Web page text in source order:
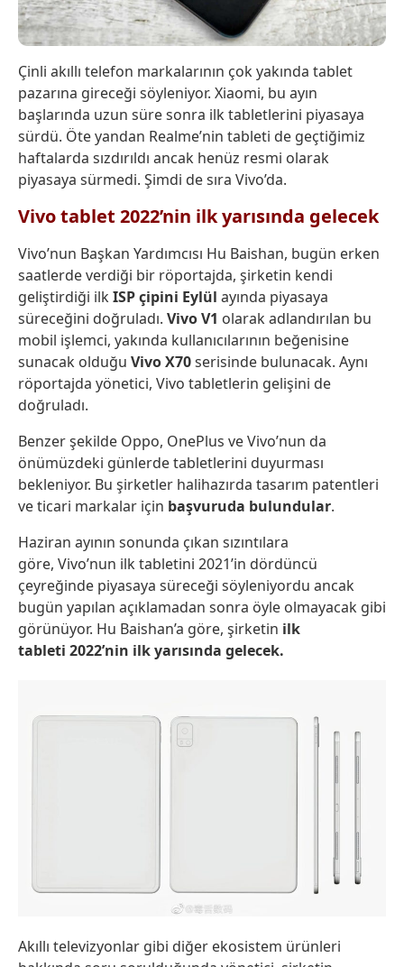
Çinli akıllı telefon markalarının çok yakında tablet
pazarına gireceği söyleniyor. Xiaomi, bu ayın
başlarında uzun süre sonra ilk tabletlerini piyasaya
sürdü. Öte yandan Realme’nin tableti de geçtiğimiz
haftalarda sızdırıldı ancak henüz resmi olarak
piyasaya sürmedi. Şimdi de sıra Vivo’da.
Vivo tablet 2022’nin ilk yarısında gelecek
Vivo’nun Başkan Yardımcısı Hu Baishan, bugün erken
saatlerde verdiği bir röportajda, şirketin kendi
geliştirdiği ilkISP çipini Eylül ayında piyasaya
süreceğini doğruladı. Vivo V1 olarak adlandırılan bu
mobil işlemci, yakında kullanıcılarının beğenisine
sunacak olduğu Vivo X70serisinde bulunacak. Aynı
röportajda yönetici, Vivo tabletlerin gelişini de
doğruladı.
Benzer şekilde Oppo, OnePlus ve Vivo’nun da
önümüzdeki günlerde tabletlerini duyurması
bekleniyor. Bu şirketler halihazırda tasarım patentleri
ve ticari markalar için başvuruda bulundular.
Haziran ayının sonunda çıkan sızıntılara
göre, Vivo’nun ilk tabletini 2021’in dördüncü
çeyreğinde piyasaya süreceği söyleniyordu ancak
bugün yapılan açıklamadan sonra öyle olmayacak gibi
görünüyor. Hu Baishan’a göre, şirketin ilk
tableti 2022’nin ilk yarısında gelecek.
Akıllı televizyonlar gibi diğer ekosistem ürünleri